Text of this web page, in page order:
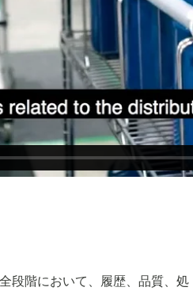
階において、履歴、品質、処